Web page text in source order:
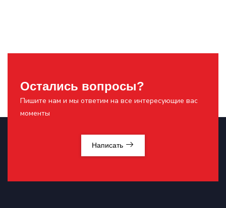
Остались вопросы?
Пишите нам и мы ответим на все интересующие вас
моменты
Написать